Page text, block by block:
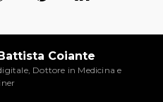
Coiante
Dottore in Medicina e